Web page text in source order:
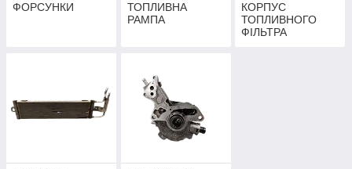
ФОРСУНКИ
ТОПЛИВНА
РАМПА
КОРПУС
ТОПЛИВНОГО
ФІЛЬТРА